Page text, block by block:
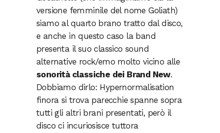
versione femminile del nome Goliath)
siamo al quarto brano tratto dal disco,
e anche in questo caso la band
presenta il suo classico sound
alternative rock/emo molto vicino alle
sonorità classiche dei Brand New.
Dobbiamo dirlo: Hypernormalisation
finora si trova parecchie spanne sopra
tutti gli altri brani presentati, però il
disco ci incuriosisce tuttora